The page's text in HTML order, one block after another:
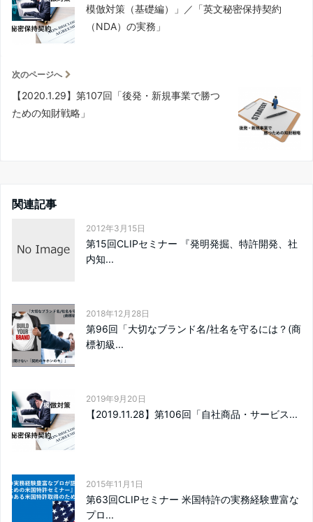
模倣対策（基礎編）」／「英文秘密保持契約
（NDA）の実務」
次のページへ
【2020.1.29】第107回「後発・新規事業で勝つ
ための知財戦略」
関連記事
2012年3月15日
第15回CLIPセミナー 『発明発掘、特許開発、社
内知...
2018年12月28日
第96回「大切なブランド名/社名を守るには？(商
標初級...
2019年9月20日
【2019.11.28】第106回「自社商品・サービス...
2015年11月1日
第63回CLIPセミナー 米国特許の実務経験豊富な
プロ...